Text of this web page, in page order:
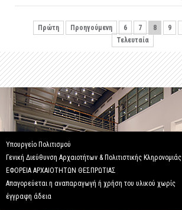
Πρώτη Προηγούμενη 6 7 8 9
Τελευταία
Υπουργείο Πολιτισμού
Γενική Διεύθυνση Αρχαιοτήτων & Πολιτιστικής Κληρονομιάς
ΕΦΟΡΕΙΑ ΑΡΧΑΙΟΤΗΤΩΝ ΘΕΣΠΡΩΤΙΑΣ
Απαγορεύεται η αναπαραγωγή ή χρήση του υλικού χωρίς
έγγραφη άδεια